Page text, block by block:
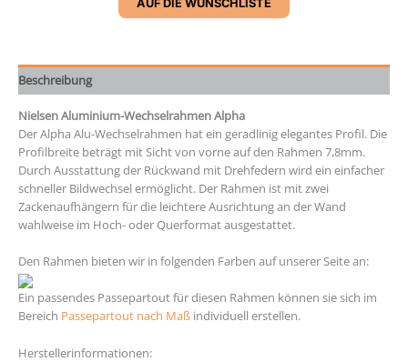
AUF DIE WUNSCHLISTE
Beschreibung
Nielsen Aluminium-Wechselrahmen Alpha
Der Alpha Alu-Wechselrahmen hat ein geradlinig elegantes Profil. Die
Profilbreite beträgt mit Sicht von vorne auf den Rahmen 7,8mm.
Durch Ausstattung der Rückwand mit Drehfedern wird ein einfacher
schneller Bildwechsel ermöglicht. Der Rahmen ist mit zwei
Zackenaufhängern für die leichtere Ausrichtung an der Wand
wahlweise im Hoch- oder Querformat ausgestattet.
Den Rahmen bieten wir in folgenden Farben auf unserer Seite an:
Ein passendes Passepartout für diesen Rahmen können sie sich im
Bereich Passepartout nach Maß individuell erstellen.
Herstellerinformationen: